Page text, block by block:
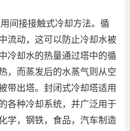
间接接触式冷却方法。循
流动，这可以防止冷却水被
冷却水的热量通过塔中的循
，而蒸发后的水蒸气则从空
带出塔。封闭式冷却塔适用
各种冷却系统，并广泛用于
学，钢铁，食品，汽车制造